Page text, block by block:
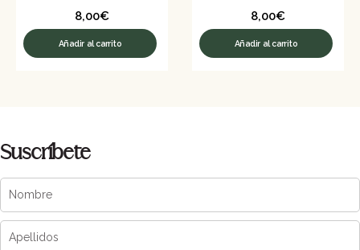
8,00€
Añadir al carrito
8,00€
Añadir al carrito
Suscríbete